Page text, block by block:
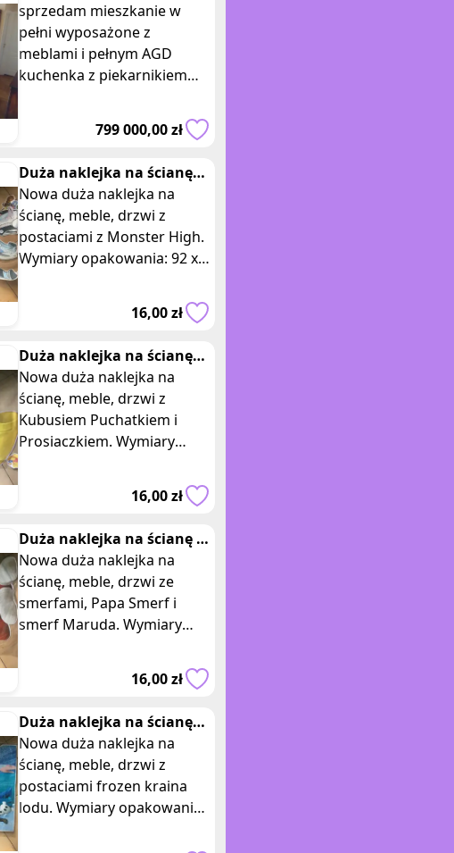
centrum Gdyni
sprzedam mieszkanie w
pełni wyposażone z
meblami i pełnym AGD
kuchenka z piekarnikiem
pralka Kuchnia zabudowana
799 000,00 zł
Duża naklejka na ścianę
monster high niebieska
Nowa duża naklejka na
ścianę, meble, drzwi z
postaciami z Monster High.
Wymiary opakowania: 92 x
16,00 zł
Duża naklejka na ścianę
Kubuś Puchatek i
Prosiaczek
Nowa duża naklejka na
ścianę, meble, drzwi z
Kubusiem Puchatkiem i
Prosiaczkiem. Wymiary
Opis: - Naklejka przedstawia
urocze postacie z16,00 zł
Duża naklejka na ścianę z
smerfami papa smerf,
smerf maruda
Nowa duża naklejka na
ścianę, meble, drzwi ze
smerfami, Papa Smerf i
smerf Maruda. Wymiary
Opis: - Naklejka przedstawia
16,00 zł
Duża naklejka na ścianę
frozen
Nowa duża naklejka na
ścianę, meble, drzwi z
postaciami frozen kraina
lodu. Wymiary opakowania